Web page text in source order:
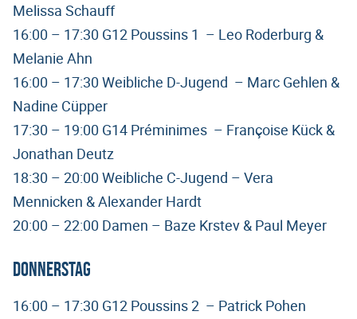
Melissa Schauff
16:00 – 17:30 G12 Poussins 1 – Leo Roderburg &
Melanie Ahn
16:00 – 17:30 Weibliche D-Jugend – Marc Gehlen &
Nadine Cüpper
17:30 – 19:00 G14 Préminimes – Françoise Kück &
Jonathan Deutz
18:30 – 20:00 Weibliche C-Jugend – Vera
Mennicken & Alexander Hardt
20:00 – 22:00 Damen – Baze Krstev & Paul Meyer
Donnerstag
16:00 – 17:30 G12 Poussins 2 – Patrick Pohen